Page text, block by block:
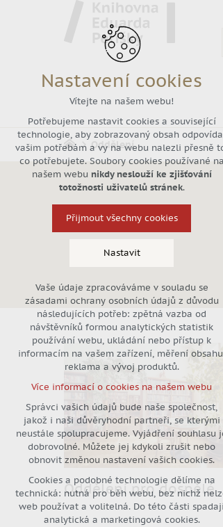
Oddělení
Oddělení pro dospělé
Nastavení cookies
Vítejte na našem webu!
Potřebujeme nastavit cookies a související
technologie, aby zobrazovaný obsah
vašim potřebám a vy na webu nalezli přesně
co potřebujete. Soubory cookies používané na
našem webu nikdy neslouží ke zjišťování
totožnosti uživatelů stránek.
Přijmout všechny cookies
Nastavit
Technická cookies
nutná pro provozování webu
udržení kontextu stránek (session):
případná přihlášení, volby jazyka,
apod.
analytická pro anonymizované
vyhodnocení návštěvnosti
marketingová cookies (Google)
Více informací o cookies na našem webu
Přijmout všechny cookies
Odmítnout vše
Vaše údaje zpracováváme v souladu se
zásadami ochrany osobních údajů z důvodu
následujících potřeb: zpětná vazba od
návštěvníků formou analytických statistik
používání webu, ukládání nebo přístup k
informacím na vašem zařízení, měření
reklama a vývoj produktů.
Více informací o cookies na našem webu
Správci vašich údajů bude naše společnost,
jakož i naši důvěryhodní partneři, se kterými
neustále spolupracujeme. Vyjádření souhlasu
dobrovolné. Můžete jej kdykoli zrušit nebo
obnovit změnou nastavení vašich cookies.
Cookies a podobné technologie dělíme na
technická: nutná pro běh webu, bez nichž
web používat a volitelná. Do této části
analytická a marketingová cookies.